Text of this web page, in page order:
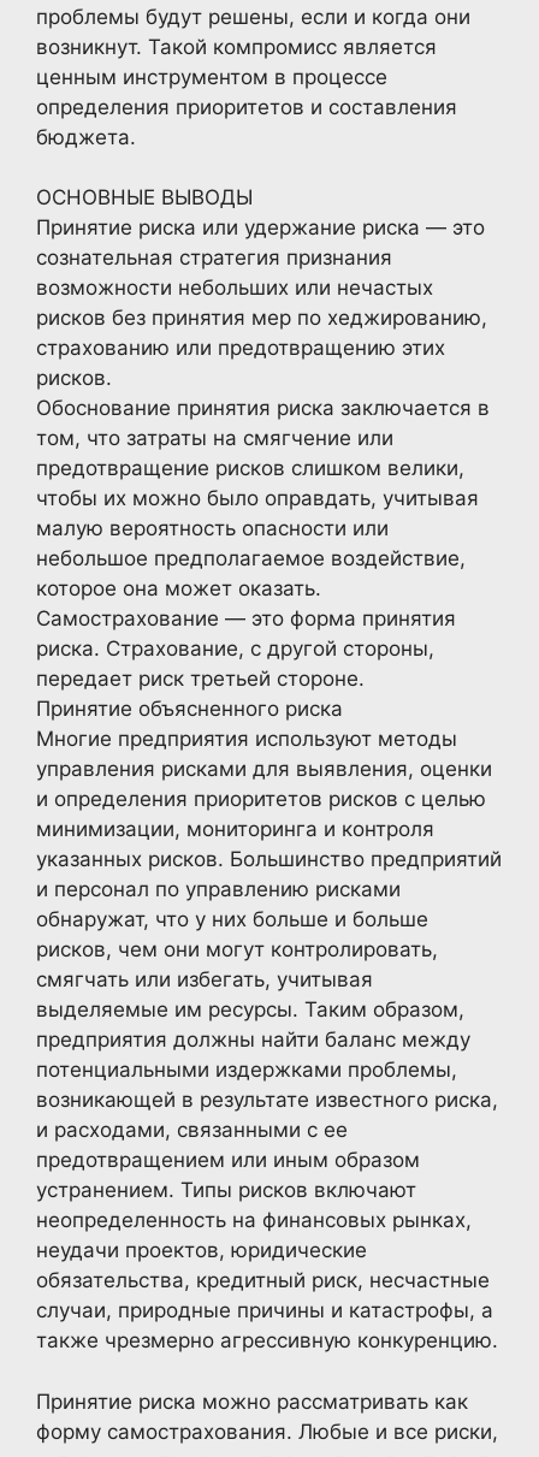
проблемы будут решены, если и когда они
возникнут. Такой компромисс является
ценным инструментом в процессе
определения приоритетов и составления
бюджета.
ОСНОВНЫЕ ВЫВОДЫ
Принятие риска или удержание риска — это
сознательная стратегия признания
возможности небольших или нечастых
рисков без принятия мер по хеджированию,
страхованию или предотвращению этих
рисков.
Обоснование принятия риска заключается в
том, что затраты на смягчение или
предотвращение рисков слишком велики,
чтобы их можно было оправдать, учитывая
малую вероятность опасности или
небольшое предполагаемое воздействие,
которое она может оказать.
Самострахование — это форма принятия
риска. Страхование, с другой стороны,
передает риск третьей стороне.
Принятие объясненного риска
Многие предприятия используют методы
управления рисками для выявления, оценки
и определения приоритетов рисков с целью
минимизации, мониторинга и контроля
указанных рисков. Большинство предприятий
и персонал по управлению рисками
обнаружат, что у них больше и больше
рисков, чем они могут контролировать,
смягчать или избегать, учитывая
выделяемые им ресурсы. Таким образом,
предприятия должны найти баланс между
потенциальными издержками проблемы,
возникающей в результате известного риска,
и расходами, связанными с ее
предотвращением или иным образом
устранением. Типы рисков включают
неопределенность на финансовых рынках,
неудачи проектов, юридические
обязательства, кредитный риск, несчастные
случаи, природные причины и катастрофы, а
также чрезмерно агрессивную конкуренцию.
Принятие риска можно рассматривать как
форму самострахования. Любые и все риски,